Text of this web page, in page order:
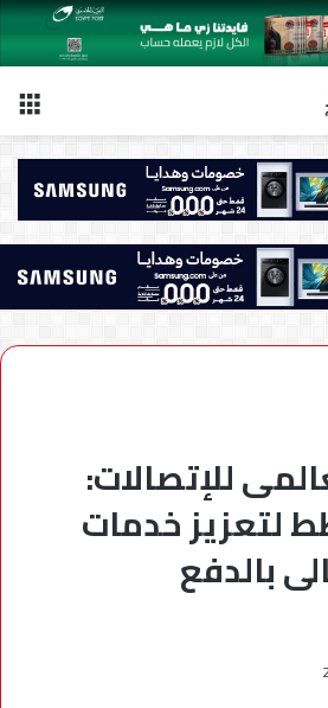
للإتصالات:
لتعزيز خدمات
بالدفع